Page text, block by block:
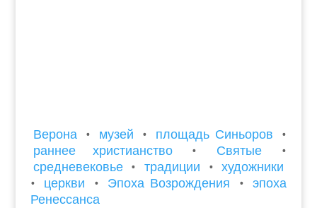
Верона • музей • площадь Синьоров •
раннее христианство
• Святые
•
средневековье • традиции • художники
• церкви • Эпоха Возрождения • эпоха
Ренессанса